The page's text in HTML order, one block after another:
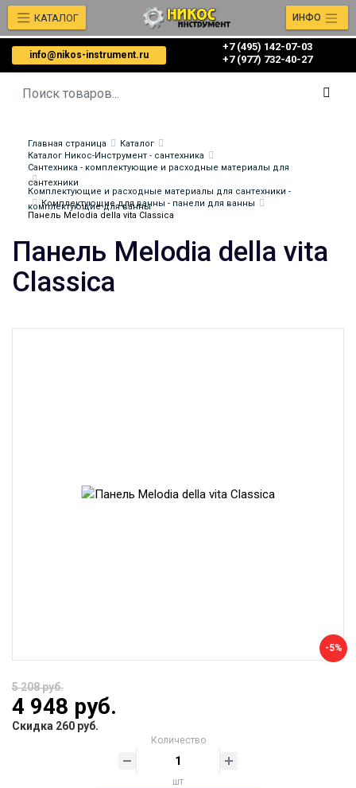
info@nikos-instrument.ru
+7 (495) 142-07-03
‎‎+7 (977) 732-40-27
КАТАЛОГ ИНФО
Главная страница
Каталог
Каталог Никос-Инструмент - сантехника
Сантехника - комплектующие и расходные материалы для
сантехники
Комплектующие и расходные материалы для сантехники -
комплектующие для ванны
Комплектующие для ванны - панели для ванны
Панель Melodia della vita Classica
Панель Melodia della vita
Classica
-5%
5 208 руб.
4 948 руб.
Скидка 260 руб.
Количество
шт